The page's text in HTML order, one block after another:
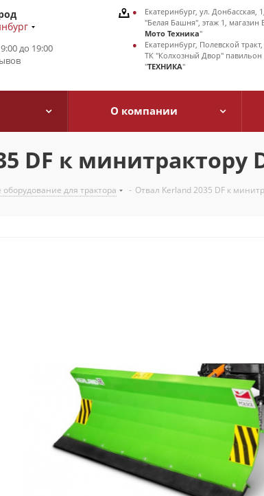
до 19:00
Екатеринбург, ул. Донбасская,
"Белая Башня", этаж 1, магазин
Мото Техника"
Екатеринбург, Полевской
ТК "Колхозный Двор" павильон
"ТЕХНИКА"
О компании
DF к минитрактору
для трактора - Отвал Kerland 2035 DF к